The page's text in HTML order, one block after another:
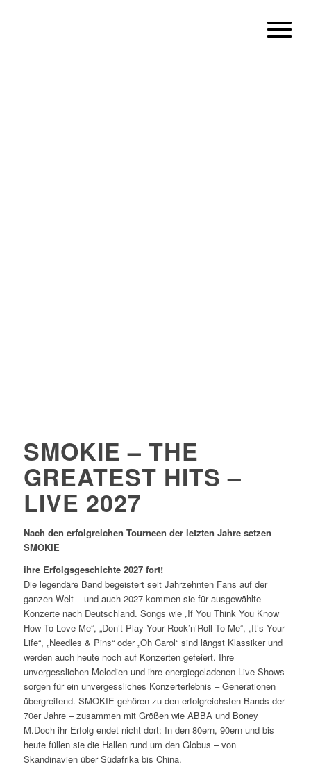
SMOKIE – THE
GREATEST HITS –
LIVE 2027
Nach den erfolgreichen Tourneen der letzten Jahre setzen
SMOKIE
ihre Erfolgsgeschichte 2027 fort!
Die legendäre Band begeistert seit Jahrzehnten Fans auf der
ganzen Welt – und auch 2027 kommen sie für ausgewählte
Konzerte nach Deutschland. Songs wie „If You Think You Know
How To Love Me“, „Don’t Play Your Rock’n’Roll To Me“, „It’s Your
Life“, „Needles & Pins“ oder „Oh Carol“ sind längst Klassiker und
werden auch heute noch auf Konzerten gefeiert. Ihre
unvergesslichen Melodien und ihre energiegeladenen Live-Shows
sorgen für ein unvergessliches Konzerterlebnis – Generationen
übergreifend. SMOKIE gehören zu den erfolgreichsten Bands der
70er Jahre – zusammen mit Größen wie ABBA und Boney
M.Doch ihr Erfolg endet nicht dort: In den 80ern, 90ern und bis
heute füllen sie die Hallen rund um den Globus – von
Skandinavien über Südafrika bis China.